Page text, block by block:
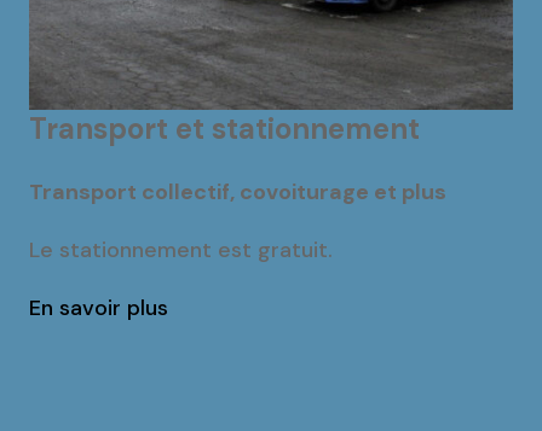
Transport et stationnement
Transport collectif, covoiturage et plus
Le stationnement est gratuit.
En savoir plus